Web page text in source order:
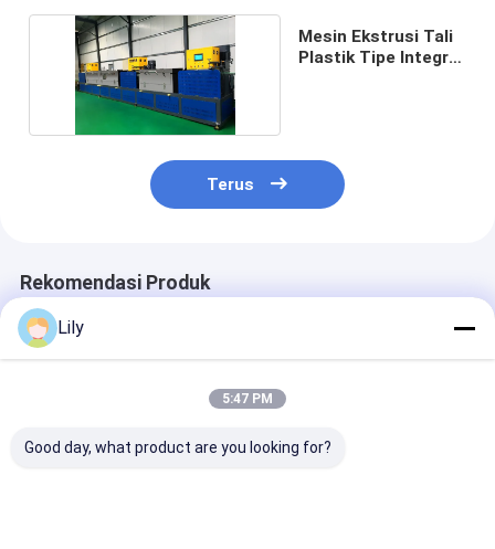
Mesin Ekstrusi Tali
Plastik Tipe Integral
Terus
Rekomendasi Produk
Lily
5:47 PM
Good day, what product are you looking for?